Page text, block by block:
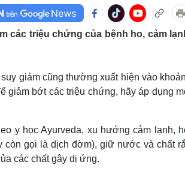
Ô tô - Xe máy
Xe máy
Giải trí
Thời trang
Sao Việt
Du
Săn
các triệu chứng của bệnh ho, cảm
giảm cũng thường xuất hiện vào
giảm bớt các triệu chứng, hãy áp dụng
y học Ayurveda, xu hướng cảm lạnh,
còn gọi là dịch đờm), giữ nước và chất
các chất gây dị ứng.